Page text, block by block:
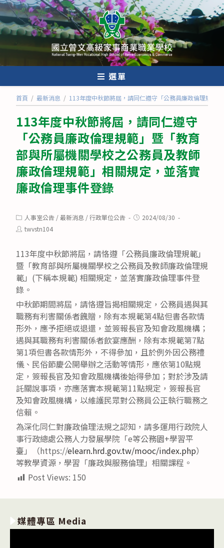
跳
轉
至
內
選單
首頁 / 最新消息 / 113年度中秋節將屆，請同仁遵守「公務員廉政倫理規範
113年度中秋節將屆，請同仁遵守
「公務員廉政倫理規範」暨「教育
部與所屬機關學校之公務員及教師
廉政倫理規範」相關規定，並落實
廉政倫理事件登錄
Post
category:
人事室公告 /最新消息 /行政單位公告
Post2024/08/30
Posttwvstn104
113年度中秋節將屆，請恪遵「公務員廉政倫理規範」
暨「教育部與所屬機關學校之公務員及教師廉政倫理規
範」(下稱本規範) 相關規定，並落實廉政倫理事件登
錄。
中秋節期間將屆，請恪遵旨揭相關規定，公務員遇與其
職務有利害關係者餽贈，除有本規範第4點但書各款情
形外，應予拒絕或退還，並簽報長官及知會政風機構；
遇與其職務有利害關係者飲宴應酬，除有本規範第7點
第1項但書各款情形外，不得參加，且於例外因公務禮
儀、民俗節慶公開舉辦之活動等情形，應依第10點規
定，簽報長官及知會政風機構後始得參加；對於涉及請
託關說事項，亦應落實本規範第11點規定，簽報長官
及知會政風機構，以維護民眾對公務員公正執行職務之
信賴。
為深化同仁對廉政倫理法規之認知，請多運用行政院人
事行政總處公務人力發展學院「e等公務園+學習平
臺」（https://elearn.hrd.gov.tw/mooc/index.php）
等教學資源，學習「廉政與服務倫理」相關課程。
Post Views: 150
媒體專區 Media